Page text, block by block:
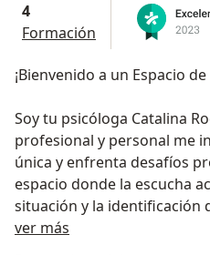
4
Formación
¡Bienvenido a un Espacio
Soy tu psicóloga Catalina
profesional y personal me
única y enfrenta desafíos
espacio donde la escucha
situación y la identificación
principal herramienta para
ver más